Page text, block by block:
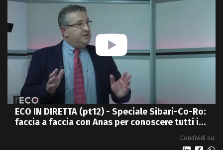
ECO IN DIRETTA (pt12) - Speciale Sibari-Co-Ro:
faccia a faccia con Anas per conoscere tutti i
Condividi su: